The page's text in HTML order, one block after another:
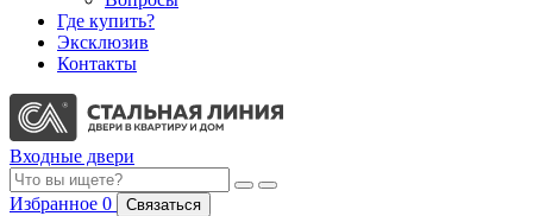
Где купить?
Эксклюзив
Контакты
Входные двери
Избранное 0 Связаться